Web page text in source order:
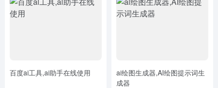
百度ai工具,ai助手在线使用
ai绘图生成器,AI绘图提示词生
成器